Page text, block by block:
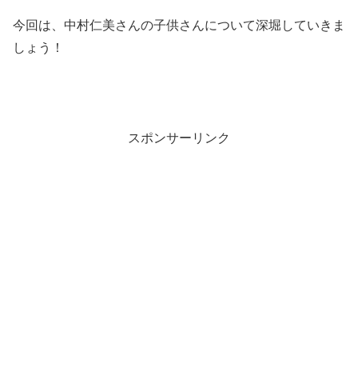
今回は、中村仁美さんの子供さんについて深堀していきま
しょう！
スポンサーリンク